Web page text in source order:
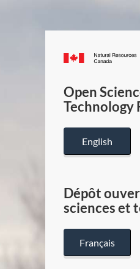
Open
Technology
English
Dépôt
sciences et
Français